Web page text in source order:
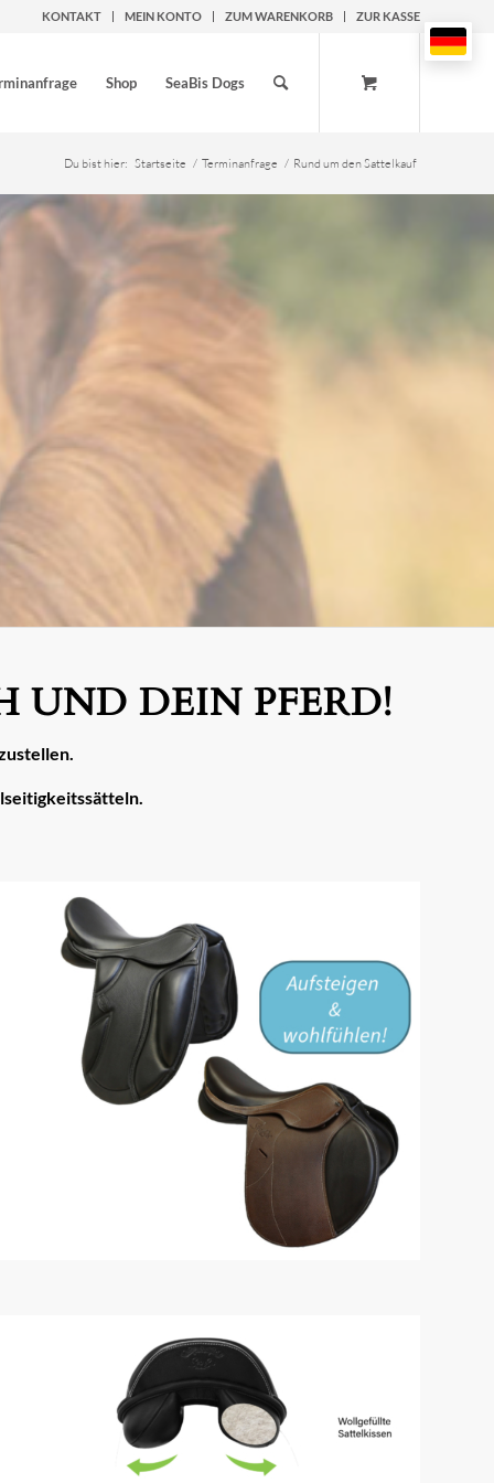
KONTAKT MEIN KONTO ZUM WARENKORB ZUR KASSE
Shop SeaBis Dogs
Du bist hier: Startseite / Terminanfrage / Rund um den Sattelkauf
UND DEIN PFERD!